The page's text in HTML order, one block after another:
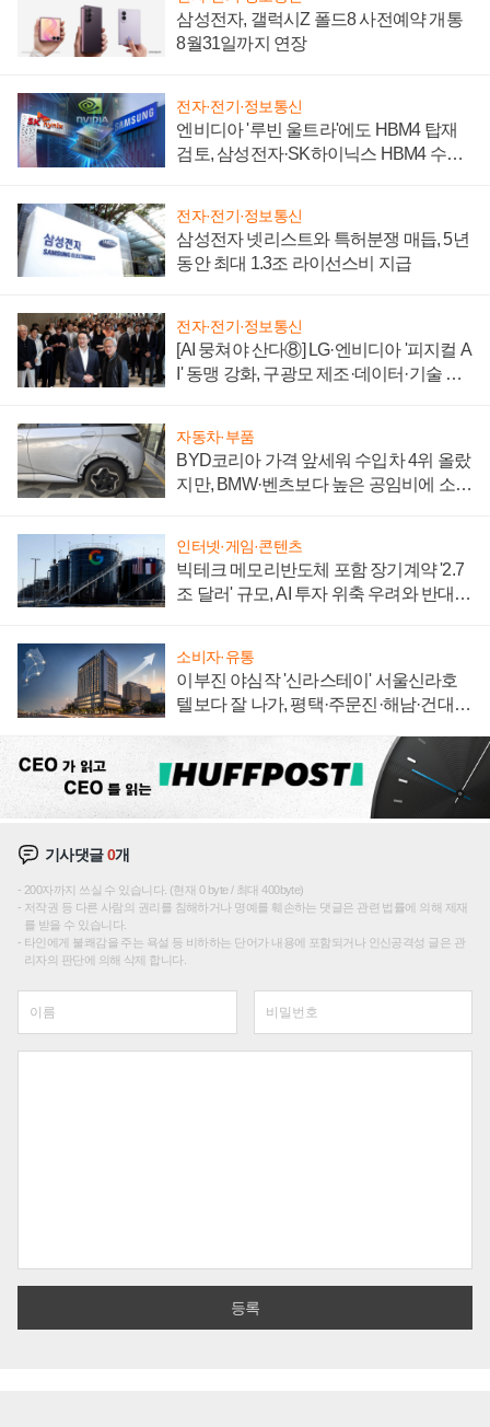
삼성전자, 갤럭시Z 폴드8 사전예약 개통
8월31일까지 연장
전자·전기·정보통신
엔비디아 '루빈 울트라'에도 HBM4 탑재
검토, 삼성전자·SK하이닉스 HBM4 수율
전자·전기·정보통신
삼성전자 넷리스트와 특허분쟁 매듭, 5년
동안 최대 1.3조 라이선스비 지급
전자·전기·정보통신
[AI 뭉쳐야 산다⑧] LG·엔비디아 '피지컬 A
I' 동맹 강화, 구광모 제조·데이터·기술 결
자동차·부품
BYD코리아 가격 앞세워 수입차 4위 올랐
지만, BMW·벤츠보다 높은 공임비에 소비
인터넷·게임·콘텐츠
빅테크 메모리반도체 포함 장기계약 '2.7
조 달러' 규모, AI 투자 위축 우려와 반대
소비자·유통
이부진 야심작 '신라스테이' 서울신라호
텔보다 잘 나가, 평택·주문진·해남·건대로
기사댓글0개
200자까지 쓰실 수 있습니다. (현재 0 byte / 최대 400byte)
저작권 등 다른 사람의 권리를 침해하거나 명예를 훼손하는 댓글은 관련 법률에 의해 제재
를 받을 수 있습니다.
타인에게 불쾌감을 주는 욕설 등 비하하는 단어가 내용에 포함되거나 인신공격성 글은 관
리자의 판단에 의해 삭제 합니다.